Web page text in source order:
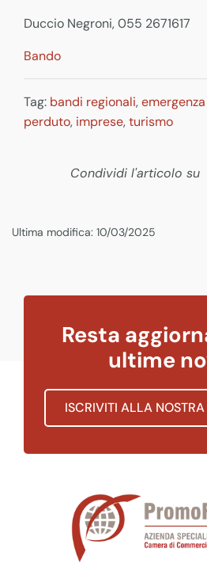
Duccio Negroni, 055 2671617
Bando
Tag: bandi regionali,
perduto, imprese,turismo
Condividi l'articolo su
Ultima modifica: 10/03/2025
Resta
ultime
ISCRIVITI ALLA